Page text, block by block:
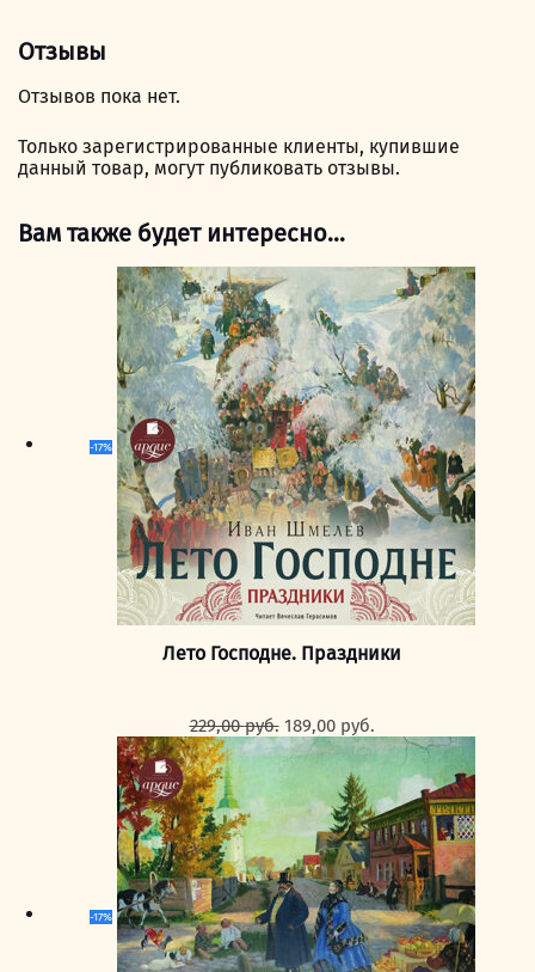
Отзывы
Отзывов пока нет.
Только зарегистрированные клиенты, купившие
данный товар, могут публиковать отзывы.
Вам также будет интересно…
-17%
Лето Господне. Праздники
229,00руб. Первоначальная
цена
составляла
229,00 руб..
189,00 руб.
цена:
189,00 руб..
-17%